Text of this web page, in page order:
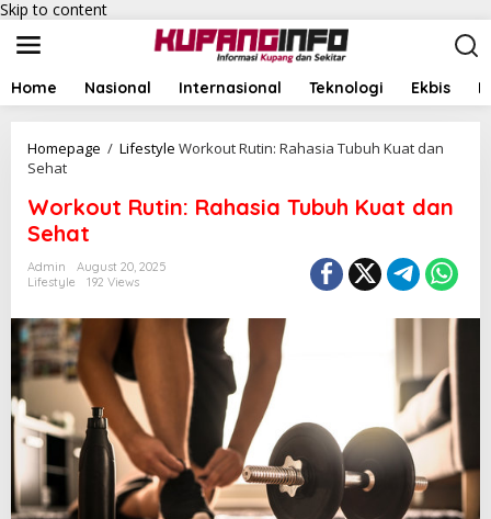
Skip to content
Home Nasional Internasional Teknologi Ekbis
Homepage / Lifestyle Workout Rutin: Rahasia Tubuh Kuat dan
Sehat
Workout Rutin: Rahasia Tubuh Kuat dan
Sehat
Admin
August 20, 2025
Lifestyle
192 Views